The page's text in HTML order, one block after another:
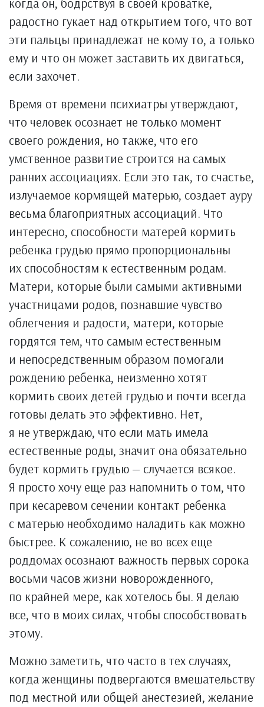
радостно гукает над открытием того, что вот
эти пальцы принадлежат не кому то, а только
ему и что он может заставить их двигаться,
если захочет.
Время от времени психиатры утверждают,
что человек осознает не только момент
своего рождения, но также, что его
умственное развитие строится на самых
ранних ассоциациях. Если это так, то счастье,
излучаемое кормящей матерью, создает ауру
весьма благоприятных ассоциаций. Что
интересно, способности матерей кормить
ребенка грудью прямо пропорциональны
их способностям к естественным родам.
Матери, которые были самыми активными
участницами родов, познавшие чувство
облегчения и радости, матери, которые
гордятся тем, что самым естественным
и непосредственным образом помогали
рождению ребенка, неизменно хотят
кормить своих детей грудью и почти всегда
готовы делать это эффективно. Нет,
я не утверждаю, что если мать имела
естественные роды, значит она обязательно
будет кормить грудью — случается всякое.
Я просто хочу еще раз напомнить о том, что
при кесаревом сечении контакт ребенка
с матерью необходимо наладить как можно
быстрее. К сожалению, не во всех еще
роддомах осознают важность первых сорока
восьми часов жизни новорожденного,
по крайней мере, как хотелось бы. Я делаю
все, что в моих силах, чтобы способствовать
этому.
Можно заметить, что часто в тех случаях,
когда женщины подвергаются вмешательству
под местной или общей анестезией, желание